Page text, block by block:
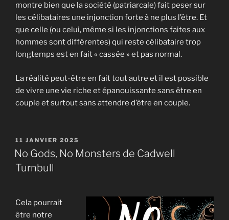
montre bien que la société (patriarcale) fait peser sur
les célibataires une injonction forte à ne plus l’être. Et
que celle (ou celui, même si les injonctions faites aux
hommes sont différentes) qui reste célibataire trop
longtemps est en fait « cassée » et pas normal.
La réalité peut-être en fait tout autre et il est possible
de vivre une vie riche et épanouissante sans être en
couple et surtout sans attendre d’être en couple.
PUBLIÉ
LE
11 JANVIER 2025
No Gods, No Monsters de Cadwell
Turnbull
Cela pourrait
être notre